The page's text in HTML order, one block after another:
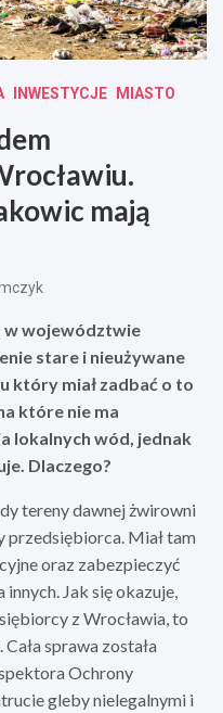
INWESTYCJE MIASTO
mają
w województwie
stare i nieużywane
który miał zadbać o to
które nie ma
lokalnych wód, jednak
Dlaczego?
tereny dawnej żwirowni
przedsiębiorca. Miał tam
oraz zabezpieczyć
Jak się okazuje,
z Wrocławia, to
sprawa została
Ochrony
gleby nielegalnymi i